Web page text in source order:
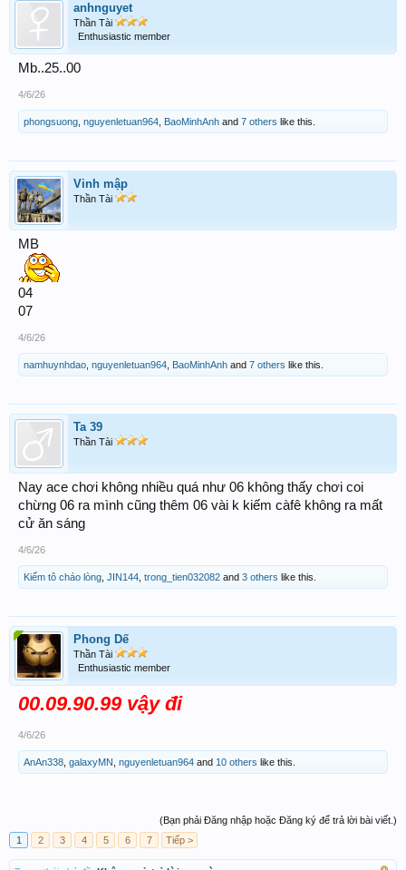
anhnguyet
Thần Tài
Enthusiastic member
Mb..25..00
4/6/26
phongsuong nguyenletuan964 BaoMinhAnh and 7 others like this.
Vinh mập
Thần Tài
MB
04
07
4/6/26
namhuynhdao nguyenletuan964 BaoMinhAnh and 7 others like this.
Ta 39
Thần Tài
Nay ace chơi không nhiều quá như 06 không thấy chơi coi
chừng 06 ra mình cũng thêm 06 vài k kiếm càfê không ra mất
cử ăn sáng
4/6/26
Kiếm tô cháo lòng JIN144 trong_tien032082 and 3 others like this.
Phong Dế
Thần Tài
Enthusiastic member
00.09.90.99 vậy đi
4/6/26
AnAn338 galaxyMN nguyenletuan964 and 10 others like this.
(Bạn phải Đăng nhập hoặc Đăng ký để trả lời bài viết.)
1
2 3 4 5 6 7 Tiếp >